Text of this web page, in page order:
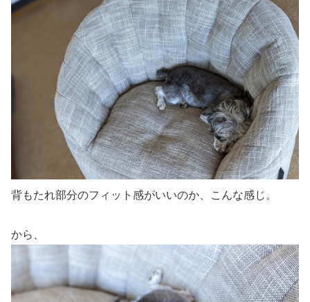
背もたれ部分のフィット感がいいのか、こんな感じ。
から、